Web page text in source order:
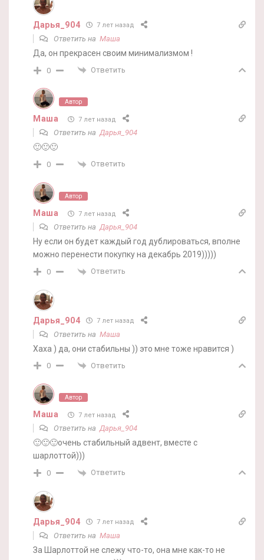
Дарья_904 7 лет назад
Ответить на Маша
Да, он прекрасен своим минимализмом !
0 Ответить
Автор
Маша 7 лет назад
Ответить наДарья_904
🙂🙂🙂
0 Ответить
Автор
Маша 7 лет назад
Ответить наДарья_904
Ну если он будет каждый год дублироваться, вполне
можно перенести покупку на декабрь 2019)))))
0 Ответить
Дарья_904 7 лет назад
Ответить на Маша
Хаха ) да, они стабильны )) это мне тоже нравится )
0 Ответить
Автор
Маша 7 лет назад
Ответить наДарья_904
🙂🙂🙂очень стабильный адвент, вместе с
шарлоттой)))
0 Ответить
Дарья_904 7 лет назад
Ответить на Маша
За Шарлоттой не слежу что-то, она мне как-то не